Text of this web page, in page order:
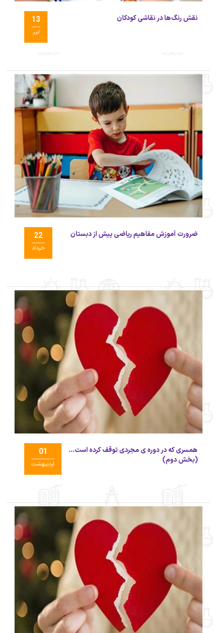
13
تیر
نقش رنگ‌ها در نقاشی کودکان
22
خرداد
ضرورت آموزش مفاهیم ریاضی پیش از دبستان
01
اردیبهشت
همسری که در دوره ی مجردی توقف کرده است...
(بخش دوم)